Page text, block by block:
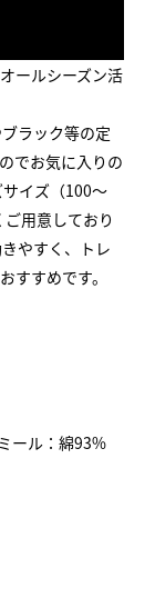
ールシーズン活
ラック等の定
でお気に入りの
イズ（100〜
用意しており
やすく、トレ
すすめです。
ル：綿93%